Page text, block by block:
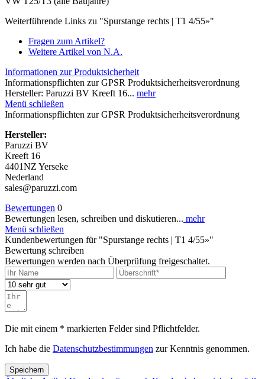
Weiterführende Links zu "Spurstange rechts | T1 4/55»"
Fragen zum Artikel?
Weitere Artikel von N.A.
Informationen zur Produktsicherheit
Informationspflichten zur GPSR Produktsicherheitsverordnung
Hersteller: Paruzzi BV Kreeft 16... mehr
Menü schließen
Informationspflichten zur GPSR Produktsicherheitsverordnung
Hersteller:
Paruzzi BV
Kreeft 16
4401NZ Yerseke
Nederland
sales@paruzzi.com
Bewertungen 0
Bewertungen lesen, schreiben und diskutieren... mehr
Menü schließen
Kundenbewertungen für "Spurstange rechts | T1 4/55»"
Bewertung schreiben
Bewertungen werden nach Überprüfung freigeschaltet.
Die mit einem * markierten Felder sind Pflichtfelder.
Ich habe die Datenschutzbestimmungen zur Kenntnis genommen.
Speichern